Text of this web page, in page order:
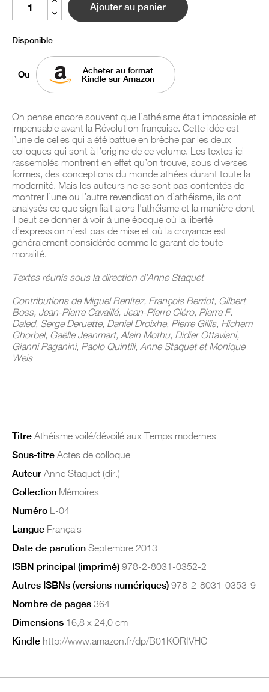
Ajouter au panier
Disponible
Ou
Acheter au format
Kindle sur Amazon
On pense encore souvent que l’athéisme était impossible et
impensable avant la Révolution française. Cette idée est
l’une de celles qui a été battue en brèche par les deux
colloques qui sont à l’origine de ce volume. Les textes ici
rassemblés montrent en effet qu’on trouve, sous diverses
formes, des conceptions du monde athées durant toute la
modernité. Mais les auteurs ne se sont pas contentés de
montrer l’une ou l’autre revendication d’athéisme, ils ont
analysés ce que signifiait alors l’athéisme et la manière dont
il peut se donner à voir à une époque où la liberté
d’expression n’est pas de mise et où la croyance est
généralement considérée comme le garant de toute
moralité.
Textes réunis sous la direction d’Anne Staquet
Contributions de Miguel Benítez, François Berriot, Gilbert
Boss, Jean-Pierre Cavaillé, Jean-Pierre Cléro, Pierre F.
Daled, Serge Deruette, Daniel Droixhe, Pierre Gillis, Hichem
Ghorbel, Gaëlle Jeanmart, Alain Mothu, Didier Ottaviani,
Gianni Paganini, Paolo Quintili, Anne Staquet et Monique
Weis
Titre Athéisme voilé/dévoilé aux Temps modernes
Sous-titre Actes de colloque
Auteur Anne Staquet (dir.)
Collection Mémoires
Numéro L-04
Langue Français
Date de parution Septembre 2013
ISBN principal (imprimé) 978-2-8031-0352-2
Autres ISBNs (versions numériques) 978-2-8031-0353-9
Nombre de pages 364
Dimensions 16,8 x 24,0 cm
Kindle http://www.amazon.fr/dp/B01KORIVHC